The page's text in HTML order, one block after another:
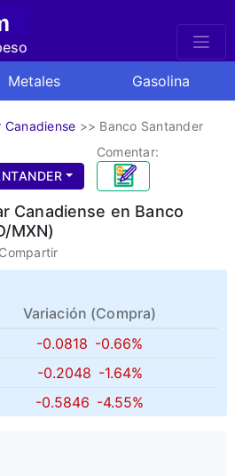
Metales Gasolina
Canadiense >> Banco Santander
Comentar:
Canadiense en Banco
MXN)
Compartir
Variación (Compra)
-0.0818 -0.66%
-0.2048 -1.64%
-0.5846 -4.55%